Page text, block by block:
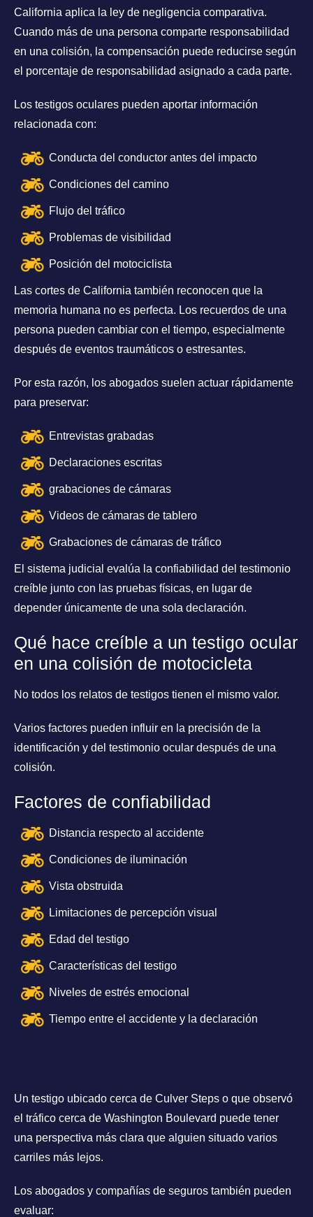
California aplica la ley de negligencia comparativa.
Cuando más de una persona comparte responsabilidad
en una colisión, la compensación puede reducirse según
el porcentaje de responsabilidad asignado a cada parte.
Los testigos oculares pueden aportar información
relacionada con:
Conducta del conductor antes del impacto
Condiciones del camino
Flujo del tráfico
Problemas de visibilidad
Posición del motociclista
Las cortes de California también reconocen que la
memoria humana no es perfecta. Los recuerdos de una
persona pueden cambiar con el tiempo, especialmente
después de eventos traumáticos o estresantes.
Por esta razón, los abogados suelen actuar rápidamente
para preservar:
Entrevistas grabadas
Declaraciones escritas
grabaciones de cámaras
Videos de cámaras de tablero
Grabaciones de cámaras de tráfico
El sistema judicial evalúa la confiabilidad del testimonio
creíble junto con las pruebas físicas, en lugar de
depender únicamente de una sola declaración.
Qué hace creíble a un testigo ocular
en una colisión de motocicleta
No todos los relatos de testigos tienen el mismo valor.
Varios factores pueden influir en la precisión de la
identificación y del testimonio ocular después de una
colisión.
Factores de confiabilidad
Distancia respecto al accidente
Condiciones de iluminación
Vista obstruida
Limitaciones de percepción visual
Edad del testigo
Características del testigo
Niveles de estrés emocional
Tiempo entre el accidente y la declaración
Un testigo ubicado cerca de Culver Steps o que observó
el tráfico cerca de Washington Boulevard puede tener
una perspectiva más clara que alguien situado varios
carriles más lejos.
Los abogados y compañías de seguros también pueden
evaluar: